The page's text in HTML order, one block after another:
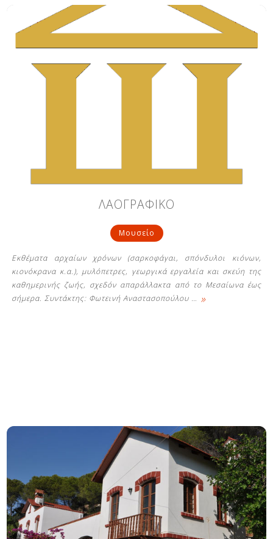
ΛΑΟΓΡΑΦΙΚΟ
Μουσείο
Εκθέματα αρχαίων χρόνων (σαρκοφάγαι, σπόνδυλοι κιόνων,
κιονόκρανα κ.α.), μυλόπετρες, γεωργικά εργαλεία και σκεύη της
καθημερινής ζωής, σχεδόν απαράλλακτα από το Μεσαίωνα έως
σήμερα. Συντάκτης: Φωτεινή Αναστασοπούλου … »